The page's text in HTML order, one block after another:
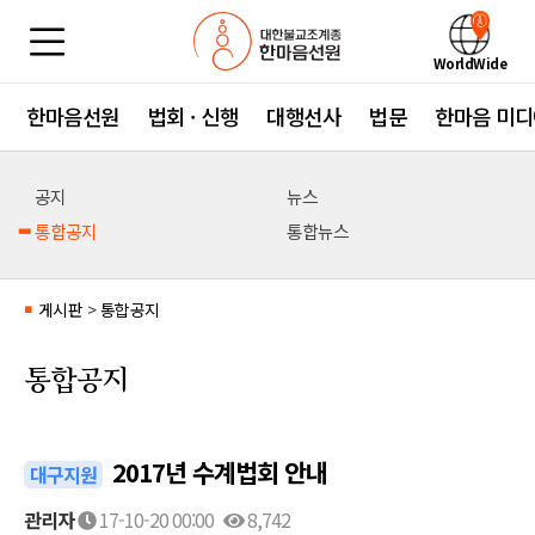
WorldWide
한마음선원 법회 · 신행 대행선사 법문 한마음 미
공지
뉴스
통합공지
통합뉴스
■ 게시판 > 통합공지
통합공지
대구지원 2017년 수계법회 안내
관리자 17-10-20 00:00 8,742